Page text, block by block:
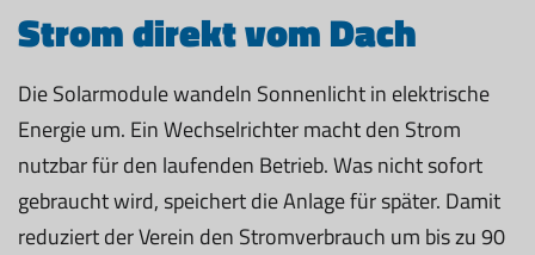
Strom direkt vom Dach
Die Solarmodule wandeln Sonnenlicht in elektrische
Energie um. Ein Wechselrichter macht den Strom
nutzbar für den laufenden Betrieb. Was nicht sofort
gebraucht wird, speichert die Anlage für später. Damit
reduziert der Verein den Stromverbrauch um bis zu 90